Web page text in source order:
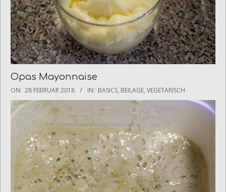
Opas Mayonnaise
2018-
02-
28
ON: 28 FEBRUAR 2018 IN: BASICS, BEILAGE, VEGETARISCH